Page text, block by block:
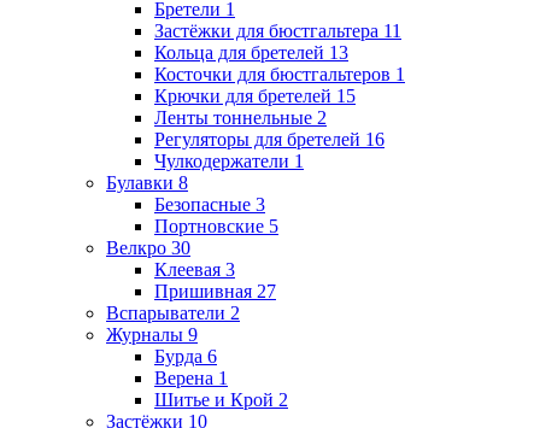
Бретели 1
Застёжки для бюстгальтера 11
Кольца для бретелей 13
Косточки для бюстгальтеров 1
Крючки для бретелей 15
Ленты тоннельные 2
Регуляторы для бретелей 16
Чулкодержатели 1
Булавки 8
Безопасные 3
Портновские 5
Велкро 30
Клеевая 3
Пришивная 27
Вспарыватели 2
Журналы 9
Бурда 6
Верена 1
Шитье и Крой 2
Застёжки 10